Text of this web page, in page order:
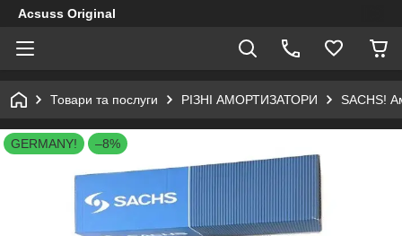
Acsuss Original
Товари та послуги РІЗНІ АМОРТИЗАТОРИ SACHS!
GERMANY! –8%